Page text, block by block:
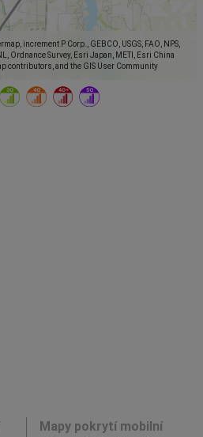
increment P Corp., GEBCO, USGS, FAO, NPS,
Ordnance Survey, Esri Japan, METI, Esri China
contributors, and the GIS User Community
Mapy pokrytí mobilní